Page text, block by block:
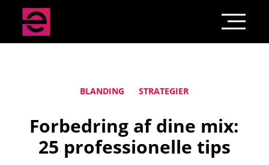
BLANDING STRATEGIER
Forbedring af dine mix:
25 professionelle tips